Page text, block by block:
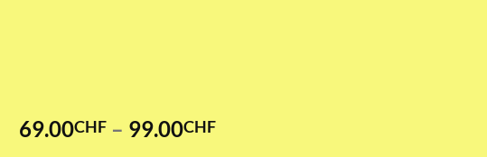
69.00CHF – 99.00CHFPreisspanne: